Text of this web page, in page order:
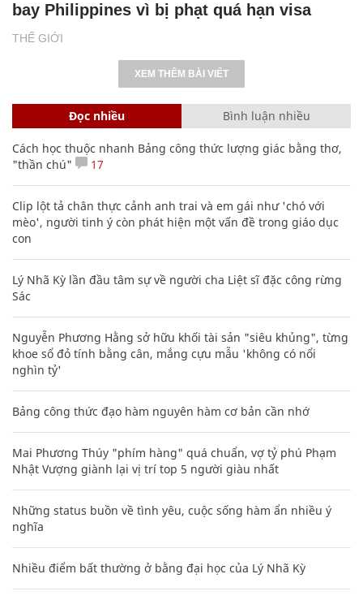
THẾ GIỚI
bay Philippines vì bị phạt quá hạn visa
XEM THÊM BÀI VIẾT
Đọc nhiều Bình luận nhiều
Cách học thuộc nhanh Bảng công thức lượng giác bằng thơ,
"thần chú"
17
Clip lột tả chân thực cảnh anh trai và em gái như 'chó với
mèo', người tinh ý còn phát hiện một vấn đề trong giáo dục
con
Lý Nhã Kỳ lần đầu tâm sự về người cha Liệt sĩ đặc công rừng
Sác
Nguyễn Phương Hằng sở hữu khối tài sản "siêu khủng", từng
khoe sổ đỏ tính bằng cân, mắng cựu mẫu 'không có nổi
nghìn tỷ'
Bảng công thức đạo hàm nguyên hàm cơ bản cần nhớ
Mai Phương Thúy "phím hàng" quá chuẩn, vợ tỷ phú Phạm
Nhật Vượng giành lại vị trí top 5 người giàu nhất
Những status buồn về tình yêu, cuộc sống hàm ẩn nhiều ý
nghĩa
Nhiều điểm bất thường ở bằng đại học của Lý Nhã Kỳ